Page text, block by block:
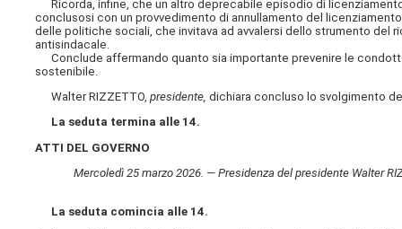
Ricorda, infine, che un altro deprecabile episodio di
conclusosi con un provvedimento di annullamento del
delle politiche sociali, che invitava ad avvalersi dello strumento
antisindacale.
Conclude affermando quanto sia importante prevenire le
sostenibile.
Walter RIZZETTO, presidente, dichiara concluso lo svolgimento
La seduta termina alle 14.
ATTI DEL GOVERNO
Mercoledì 25 marzo 2026. — Presidenza del presidente Walter
La seduta comincia alle 14.